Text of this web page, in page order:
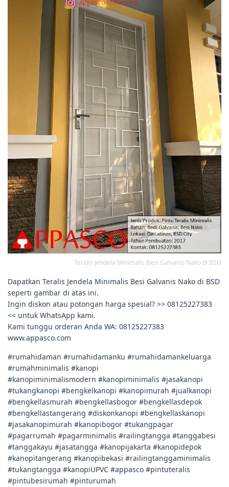
Teralis Jendela Minimalis Besi Galvanis Nako di BSD
Dapatkan Teralis Jendela Minimalis Besi Galvanis Nako di BSD
seperti gambar di atas ini.
Ingin diskon atau potongan harga spesial? >> 08125227383
<< untuk WhatsApp kami.
Kami tunggu orderan Anda WA: 08125227383
www.appasco.com
#rumahidaman #rumahidamanku #rumahidamankeluarga
#rumahminimalis #kanopi
#kanopiminimalismodern #kanopiminimalis #jasakanopi
#tukangkanopi #bengkelkanopi #kanopimurah #jualkanopi
#bengkellasmurah #bengkellasbogor #bengkellasdepok
#bengkellastangerang #diskonkanopi #bengkellaskanopi
#jasakanopimurah #kanopibogor #tukangpagar
#pagarrumah #pagarminimalis #railingtangga #tanggabesi
#tanggakayu #jasatangga #kanopijakarta #kanopidepok
#kanopitangerang #kanopibekasi #railingtanggaminimalis
#tukangtangga #kanopiUPVC #appasco #pintuteralis
#pintubesirumah #pinturumah